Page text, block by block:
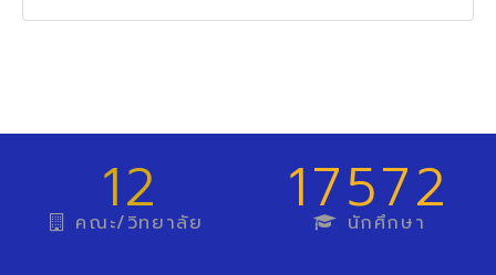
12
คณะ/วิทยาลัย 17572
นักศึกษา